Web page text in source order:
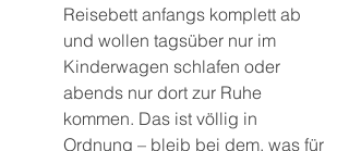
Reisebett anfangs komplett ab
und wollen tagsüber nur im
Kinderwagen schlafen oder
abends nur dort zur Ruhe
kommen. Das ist völlig in
Ordnung – bleib bei dem, was für